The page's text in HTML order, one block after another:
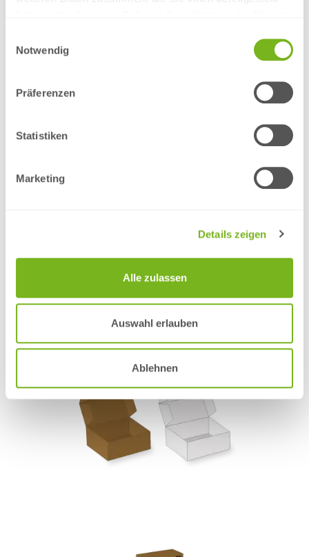
Notwendig
Präferenzen
Statistiken
Marketing
Details zeigen
Alle zulassen
Auswahl erlauben
Ablehnen
Krempelkarton